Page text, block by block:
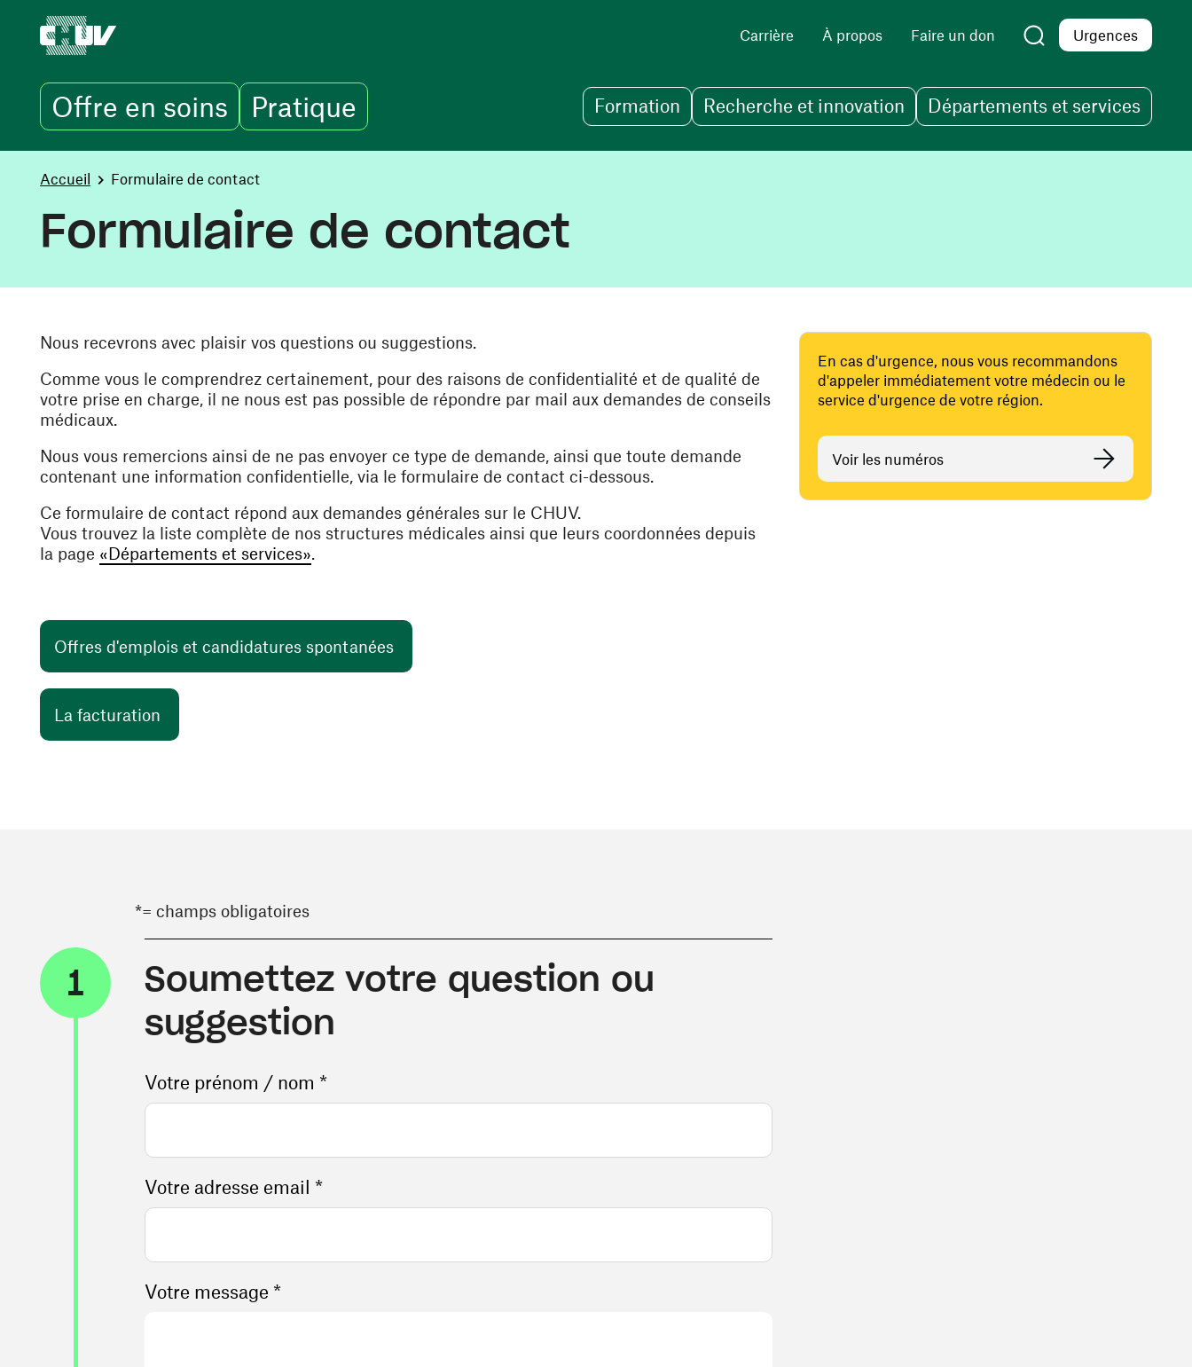
Carrière À propos Faire un don Urgences
Offre en soins Pratique Formation Recherche et innovation Départements et services
You are here:
Accueil Formulaire de contact
Formulaire de contact
Nous recevrons avec plaisir vos questions ou suggestions.
Comme vous le comprendrez certainement, pour des raisons de confidentialité et de qualité de
votre prise en charge, il ne nous est pas possible de répondre par mail aux demandes de conseils
médicaux.
Nous vous remercions ainsi de ne pas envoyer ce type de demande, ainsi que toute demande
contenant une information confidentielle, via le formulaire de contact ci-dessous.
Ce formulaire de contact répond aux demandes générales sur le CHUV.
Vous trouvez la liste complète de nos structures médicales ainsi que leurs coordonnées depuis
la page «Départements et services».
Offres d'emplois et candidatures spontanées
La facturation
En cas d'urgence, nous vous recommandons
d'appeler immédiatement votre médecin ou le
service d'urgence de votre région.
Voir les numéros
*= champs obligatoires
1
Soumettez votre question ou
suggestion
Votre prénom / nom *
Votre adresse email *
Votre message *